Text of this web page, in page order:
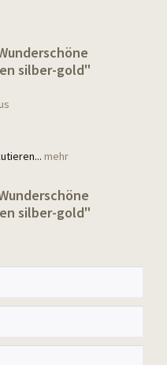
silber-gold"
mehr
silber-gold"